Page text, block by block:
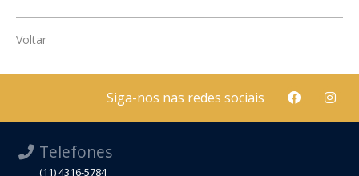
Voltar
Siga-nos nas redes sociais
Telefones
(11) 4316-5784